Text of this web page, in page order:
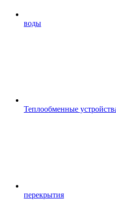
воды
Теплообменные
перекрытия